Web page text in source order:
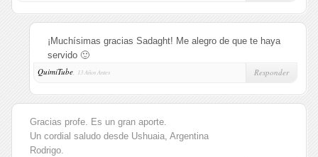
¡Muchísimas gracias Sadaght! Me alegro de que te haya
servido 🙂
QuimiTube, 13 Años Antes Responder
Gracias profe. Es un gran aporte.
Un cordial saludo desde Ushuaia, Argentina
Rodrigo.